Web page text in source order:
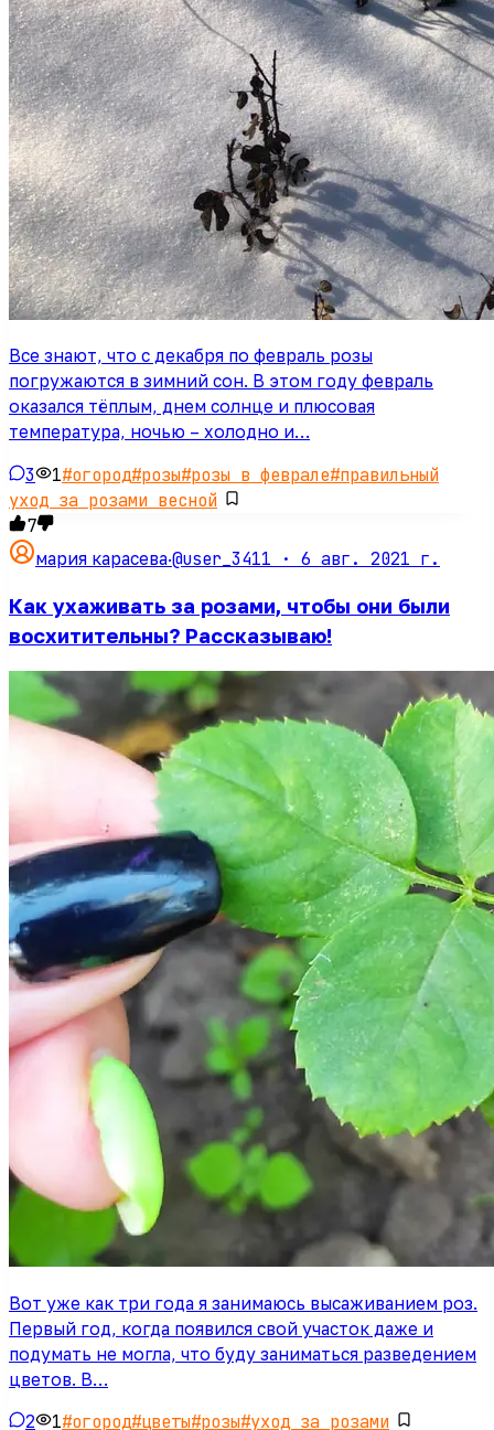
Все знают, что с декабря по февраль розы
погружаются в зимний сон. В этом году февраль
оказался тёплым, днем солнце и плюсовая
температура, ночью – холодно и…
3 1#огород#розы#розы в феврале#правильный
уход за розами весной
7
мария карасева·@user_3411 · 6 авг. 2021 г.
Как ухаживать за розами, чтобы они были
восхитительны? Рассказываю!
Вот уже как три года я занимаюсь высаживанием роз.
Первый год, когда появился свой участок даже и
подумать не могла, что буду заниматься разведением
цветов. В…
2 1#огород#цветы#розы#уход за розами